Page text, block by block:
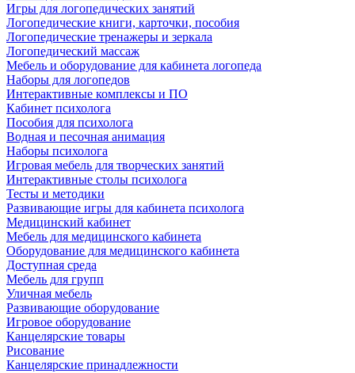
Игры для логопедических занятий
Логопедические книги, карточки, пособия
Логопедические тренажеры и зеркала
Логопедический массаж
Мебель и оборудование для кабинета логопеда
Наборы для логопедов
Интерактивные комплексы и ПО
Кабинет психолога
Пособия для психолога
Водная и песочная анимация
Наборы психолога
Игровая мебель для творческих занятий
Интерактивные столы психолога
Тесты и методики
Развивающие игры для кабинета психолога
Медицинский кабинет
Мебель для медицинского кабинета
Оборудование для медицинского кабинета
Доступная среда
Мебель для групп
Уличная мебель
Развивающие оборудование
Игровое оборудование
Канцелярские товары
Рисование
Канцелярские принадлежности